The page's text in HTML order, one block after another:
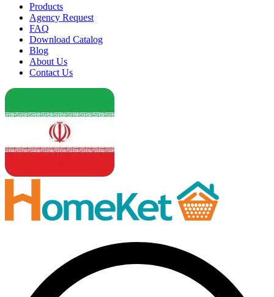
Products
Agency Request
FAQ
Download Catalog
Blog
About Us
Contact Us